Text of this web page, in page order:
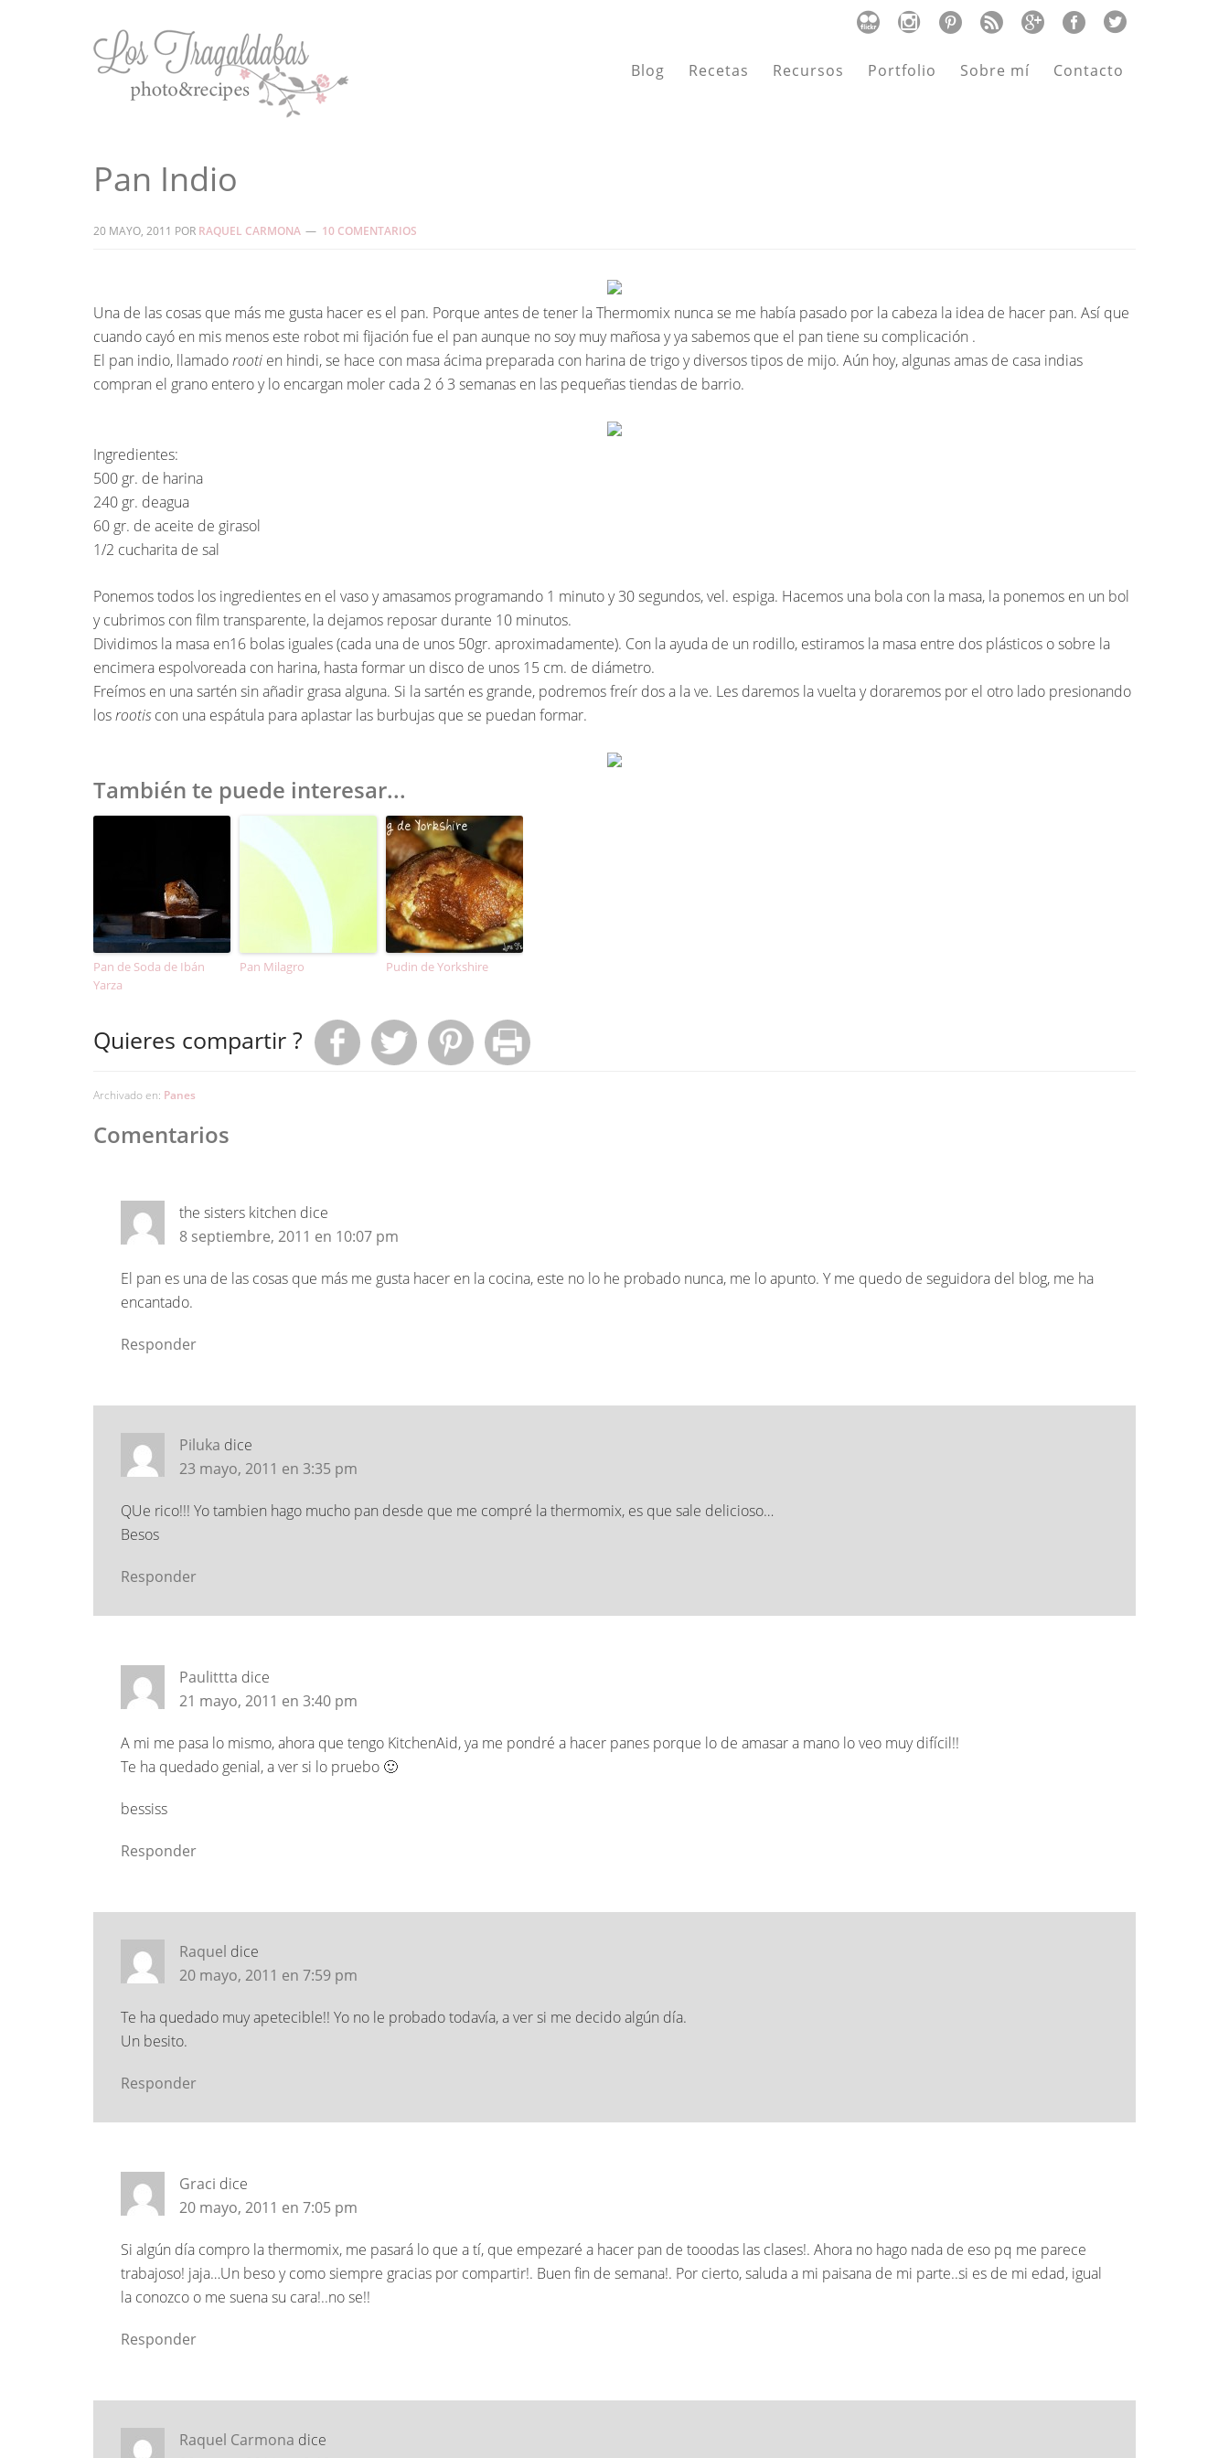
Blog Recetas Recursos Portfolio Sobre mí Contacto
Pan Indio
20 MAYO, 2011 POR RAQUEL CARMONA 10 COMENTARIOS
Una de las cosas que más me gusta hacer es el pan. Porque antes de tener la Thermomix nunca se me había pasado por la cabeza la idea de hacer pan. Así que
cuando cayó en mis menos este robot mi fijación fue el pan aunque no soy muy mañosa y ya sabemos que el pan tiene su complicación .
El pan indio, llamadorooti en hindi, se hace con masa ácima preparada con harina de trigo y diversos tipos de mijo. Aún hoy, algunas amas de casa indias
compran el grano entero y lo encargan moler cada 2 ó 3 semanas en las pequeñas tiendas de barrio.
Ingredientes:
500 gr. de harina
240 gr. deagua
60 gr. de aceite de girasol
1/2 cucharita de sal
Ponemos todos los ingredientes en el vaso y amasamos programando 1 minuto y 30 segundos, vel. espiga. Hacemos una bola con la masa, la ponemos en un bol
y cubrimos con film transparente, la dejamos reposar durante 10 minutos.
Dividimos la masa en16 bolas iguales (cada una de unos 50gr. aproximadamente). Con la ayuda de un rodillo, estiramos la masa entre dos plásticos o sobre la
encimera espolvoreada con harina, hasta formar un disco de unos 15 cm. de diámetro.
Freímos en una sartén sin añadir grasa alguna. Si la sartén es grande, podremos freír dos a la ve. Les daremos la vuelta y doraremos por el otro lado presionando
losrootiscon una espátula para aplastar las burbujas que se puedan formar.
También te puede interesar...
Pan de Soda de Ibán
Yarza
Pan Milagro Pudin de Yorkshire
Quieres compartir ?
Archivado en: Panes
Comentarios
the sisters kitchen dice
8 septiembre, 2011 en 10:07 pm
El pan es una de las cosas que más me gusta hacer en la cocina, este no lo he probado nunca, me lo apunto. Y me quedo de seguidora del blog, me ha
encantado.
Responder
Piluka dice
23 mayo, 2011 en 3:35 pm
QUe rico!!! Yo tambien hago mucho pan desde que me compré la thermomix, es que sale delicioso…
Besos
Responder
Paulittta dice
21 mayo, 2011 en 3:40 pm
A mi me pasa lo mismo, ahora que tengo KitchenAid, ya me pondré a hacer panes porque lo de amasar a mano lo veo muy difícil!!
Te ha quedado genial, a ver si lo pruebo 🙂
bessiss
Responder
Raquel dice
20 mayo, 2011 en 7:59 pm
Te ha quedado muy apetecible!! Yo no le probado todavía, a ver si me decido algún día.
Un besito.
Responder
Graci dice
20 mayo, 2011 en 7:05 pm
Si algún día compro la thermomix, me pasará lo que a tí, que empezaré a hacer pan de tooodas las clases!. Ahora no hago nada de eso pq me parece
trabajoso! jaja…Un beso y como siempre gracias por compartir!. Buen fin de semana!. Por cierto, saluda a mi paisana de mi parte..si es de mi edad, igual
la conozco o me suena su cara!..no se!!
Responder
Raquel Carmona dice